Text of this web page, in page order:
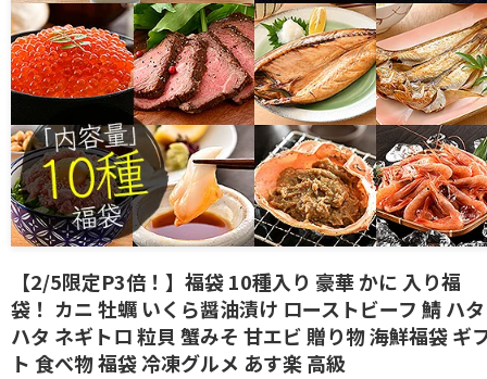
【2/5限定P3倍！】福袋 10種入り 豪華 かに 入り福
袋！ カニ 牡蠣 いくら醤油漬け ローストビーフ 鯖 ハタ
ハタ ネギトロ 粒貝 蟹みそ 甘エビ 贈り物 海鮮福袋 ギ
ト 食べ物 福袋 冷凍グルメ あす楽 高級